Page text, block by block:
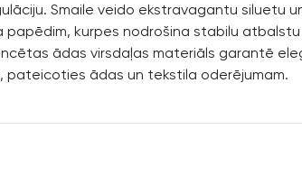
Smaile veido ekstravagantu siluetu
kurpes nodrošina stabilu
ādas virsdaļas materiāls garantē
pateicoties ādas un tekstila oderējumam.